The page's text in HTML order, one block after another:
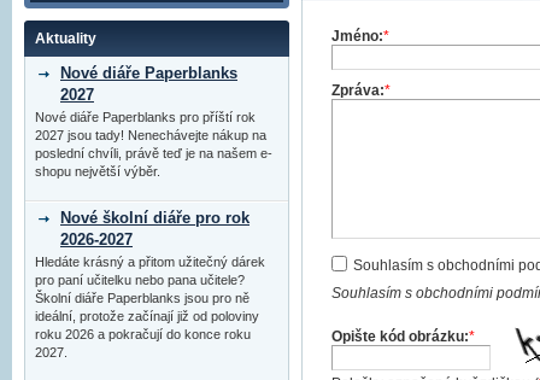
Jméno:*
Zpráva:*
Souhlasím s obchodními
Souhlasím s obchodními
Opište kód obrázku:*
Aktuality
Nové diáře Paperblanks
2027
Nové diáře Paperblanks pro příští rok
2027 jsou tady! Nenechávejte nákup na
poslední chvíli, právě teď je na našem e-
shopu největší výběr.
Nové školní diáře pro rok
2026-2027
Hledáte krásný a přitom užitečný dárek
pro paní učitelku nebo pana učitele?
Školní diáře Paperblanks jsou pro ně
ideální, protože začínají již od poloviny
roku 2026 a pokračují do konce roku
2027.